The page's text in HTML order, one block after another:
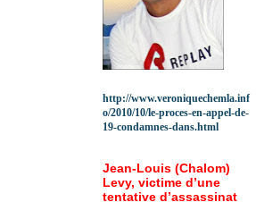
http://www.veroniquechemla.inf
o/2010/10/le-proces-en-appel-de-
19-condamnes-dans.html
Jean-Louis (Chalom)
Levy, victime d’une
tentative d’assassinat